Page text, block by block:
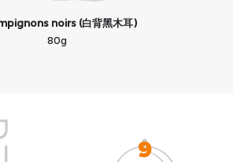
noirs (白背黑木耳)
80g
9